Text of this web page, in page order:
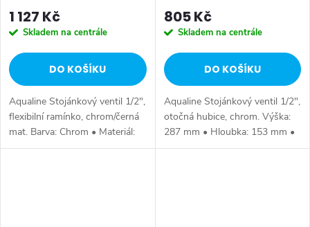
1 127 Kč
Skladem na centrále
DO KOŠÍKU
Aqualine Stojánkový ventil 1/2",
flexibilní ramínko, chrom/černá
mat. Barva: Chrom • Materiál:
Mosaz • Tvar: Kruhové •
805 Kč
Skladem na centrále
DO KOŠÍKU
Aqualine Stojánkový ventil 1/2",
otočná hubice, chrom. Výška:
287 mm • Hloubka: 153 mm •
Barva: Chrom • Materiál: Mosaz